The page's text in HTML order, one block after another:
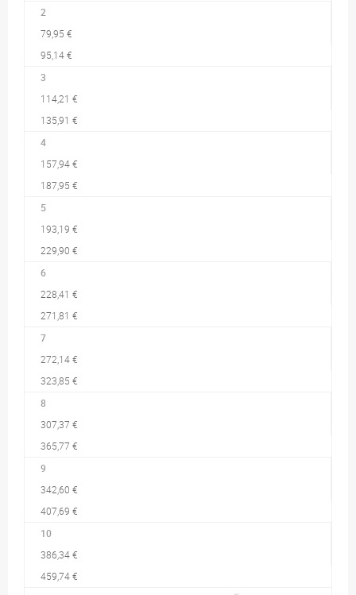
2
79,95 €
95,14 €
3
114,21 €
135,91 €
4
157,94 €
187,95 €
5
193,19 €
229,90 €
6
228,41 €
271,81 €
7
272,14 €
323,85 €
8
307,37 €
365,77 €
9
342,60 €
407,69 €
10
386,34 €
459,74 €